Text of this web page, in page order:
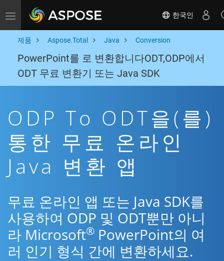
Toggle navigation 한국인
제품 Aspose.Total Java Conversion
PowerPoint를 로 변환합니다ODT,ODP에서
ODT 무료 변환기 또는 Java SDK
ODP To ODT을(를)
통한 무료 온라인
Java 변환 앱
무료 온라인 앱 또는 Java SDK를
사용하여 ODP 및 ODT뿐만 아니
라 Microsoft® PowerPoint의 여
러 인기 형식 간에 변환하세요.